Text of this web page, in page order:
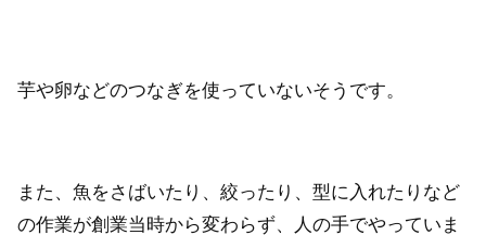
芋や卵などのつなぎを使っていないそうです。
また、魚をさばいたり、絞ったり、型に入れたりなど
の作業が創業当時から変わらず、人の手でやっていま